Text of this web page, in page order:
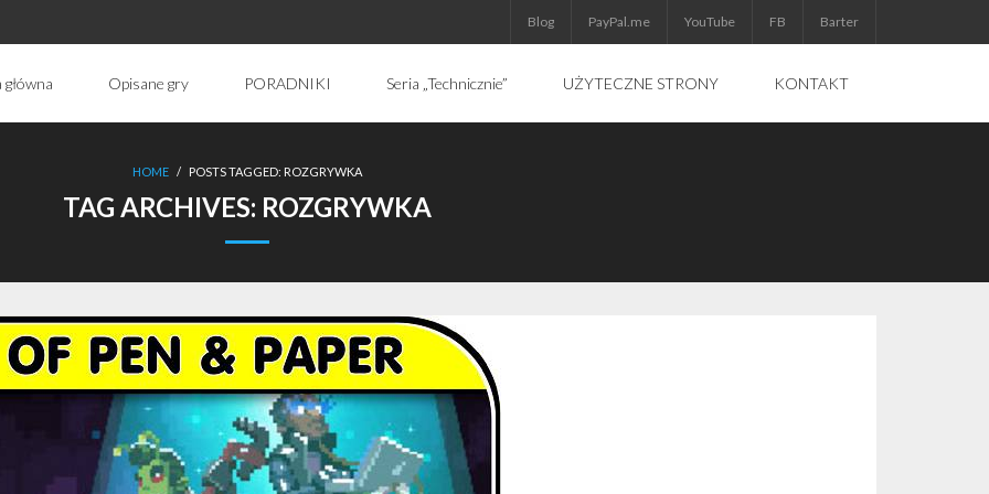
Blog PayPal.me YouTube FB Barter
Opisane gry PORADNIKI Seria „Technicznie” UŻYTECZNE STRONY KONTAKT
HOME / POSTS TAGGED: ROZGRYWKA
TAG ARCHIVES: ROZGRYWKA